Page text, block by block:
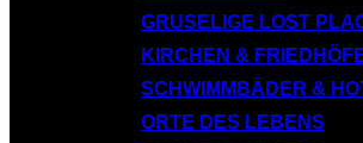
GRUSELIGE LOST
KIRCHEN &
SCHWIMMBÄDER &
ORTE DES LEBENS